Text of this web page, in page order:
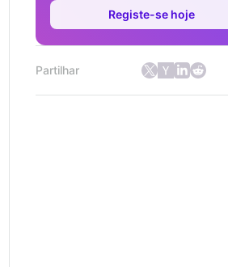
Registe-se hoje
Partilhar